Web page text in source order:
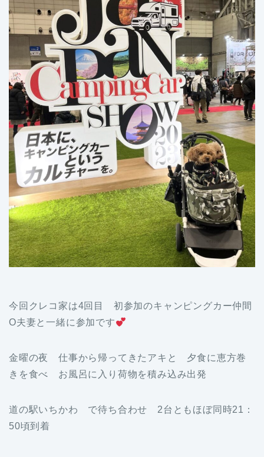
今回クレコ家は4回目 初参加のキャンピングカー仲間
O夫妻と一緒に参加です
金曜の夜 仕事から帰ってきたアキと 夕食に恵方巻
きを食べ お風呂に入り荷物を積み込み出発
道の駅いちかわ で待ち合わせ 2台ともほぼ同時21：
50頃到着